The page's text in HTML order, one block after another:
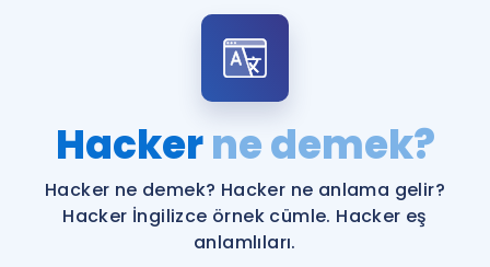
ÜYE DEĞİLİM
Sepetin Şu An Boş.
Remzi Hoca ile seni sınava hazırlayacak onlarca eğitim seni
bekliyor!
Faydalı Araçlar
Hackerne demek?
Hacker ne demek? Hacker ne anlama gelir?
Hacker İngilizce örnek cümle. Hacker eş
anlamlıları.